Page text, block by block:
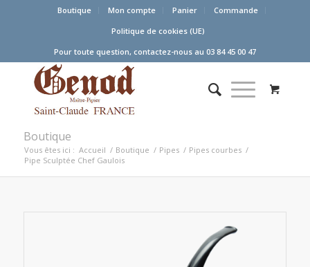
Boutique Mon compte Panier
Commande
Politique de cookies (UE)
Pour toute question, contactez-nous au 03 84 45 00 47
Boutique
Vous êtes ici : Accueil / Boutique / Pipes / Pipes courbes /
Pipe Sculptée Chef Gaulois